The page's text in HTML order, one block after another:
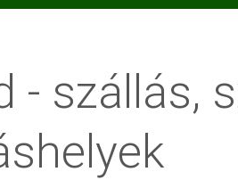
- szállás,